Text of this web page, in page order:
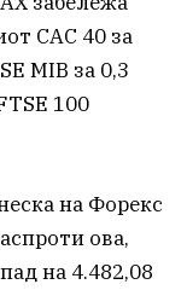
CAC 40 за
MIB за 0,3
100
на Форекс
ова,
на 4.482,08